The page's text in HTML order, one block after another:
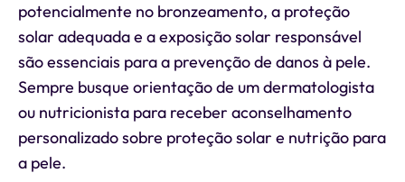
potencialmente no bronzeamento, a proteção
solar adequada e a exposição solar responsável
são essenciais para a prevenção de danos à pele.
Sempre busque orientação de um dermatologista
ou nutricionista para receber aconselhamento
personalizado sobre proteção solar e nutrição para
a pele.